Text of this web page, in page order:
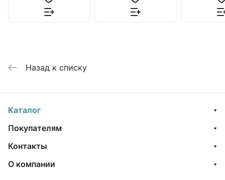
Назад к списку
Каталог
Покупателям
Контакты
О компании